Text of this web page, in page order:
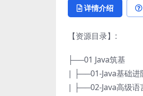
详情介绍
【资源目录】:
├──01 Java筑基
| ├──01-Java基础进
| ├──02-Java高级语